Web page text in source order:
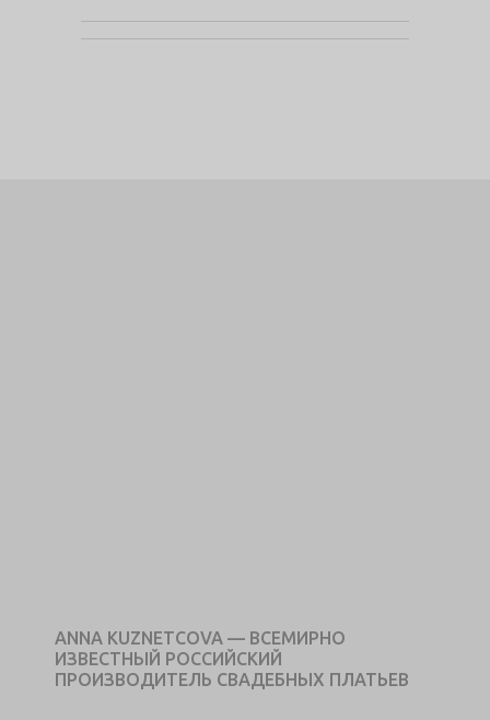
ANNA KUZNETCOVA — ВСЕМИРНО
ИЗВЕСТНЫЙ РОССИЙСКИЙ
ПРОИЗВОДИТЕЛЬ СВАДЕБНЫХ ПЛАТЬЕВ